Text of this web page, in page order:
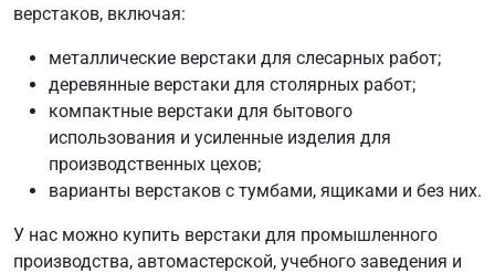
верстаков, включая:
металлические верстаки для слесарных работ;
деревянные верстаки для столярных работ;
компактные верстаки для бытового
использования и усиленные изделия для
производственных цехов;
варианты верстаков с тумбами, ящиками и без них.
У нас можно купить верстаки для промышленного
производства, автомастерской, учебного заведения и